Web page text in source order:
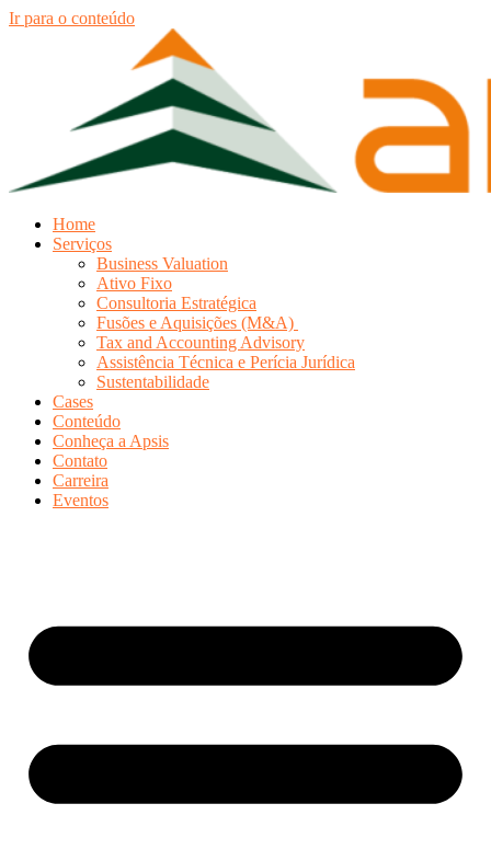
Ir para o conteúdo
Home
Serviços
Business Valuation
Ativo Fixo
Consultoria Estratégica
Fusões e Aquisições (M&A)
Tax and Accounting Advisory
Assistência Técnica e Perícia Jurídica
Sustentabilidade
Cases
Conteúdo
Conheça a Apsis
Contato
Carreira
Eventos